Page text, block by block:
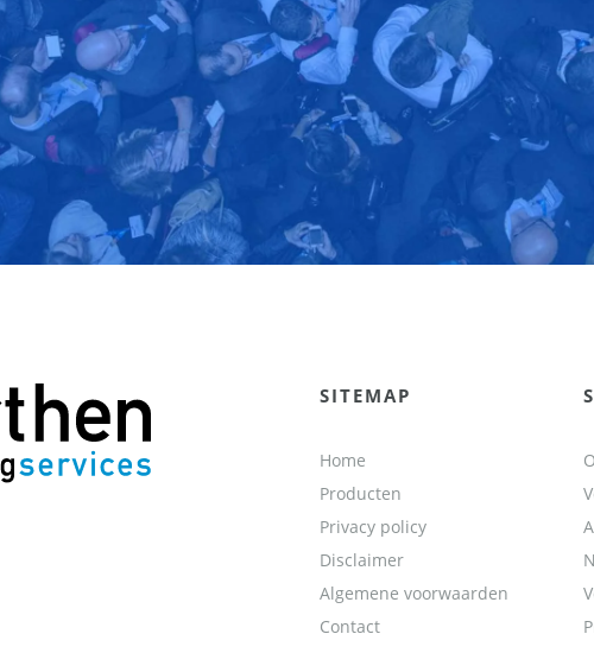
SITEMAP
Home
Producten
Privacy policy
Disclaimer
Algemene voorwaarden
Contact